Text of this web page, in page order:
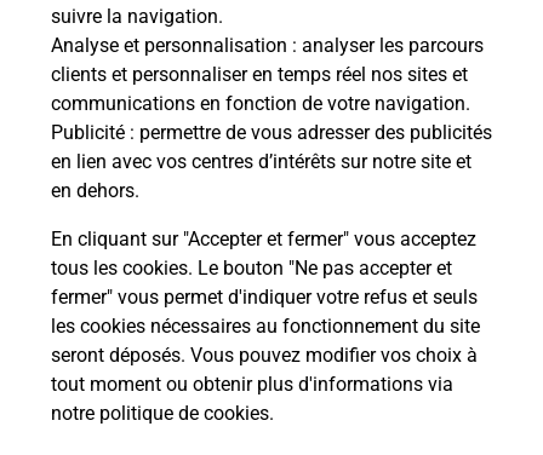
suivre la navigation.
Analyse et personnalisation : analyser les parcours
clients et personnaliser en temps réel nos sites et
communications en fonction de votre navigation.
Publicité : permettre de vous adresser des publicités
en lien avec vos centres d’intérêts sur notre site et
en dehors.
En cliquant sur "Accepter et fermer" vous acceptez
tous les cookies. Le bouton "Ne pas accepter et
fermer" vous permet d'indiquer votre refus et seuls
les cookies nécessaires au fonctionnement du site
seront déposés. Vous pouvez modifier vos choix à
tout moment ou obtenir plus d'informations via
notre politique de cookies.
Ouvert 24h/24
En savoir plus
NIVILLAC
CONSIGNE PICKUP NETTO NIVILLAC